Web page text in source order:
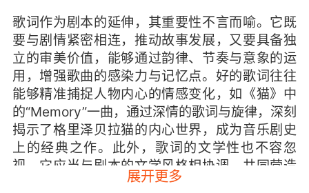
歌词作为剧本的延伸，其重要性不言而喻。它既
要与剧情紧密相连，推动故事发展，又要具备独
立的审美价值，能够通过韵律、节奏与意象的运
用，增强歌曲的感染力与记忆点。好的歌词往往
能够精准捕捉人物内心的情感变化，如《猫》中
的“Memory”一曲，通过深情的歌词与旋律，深刻
揭示了格里泽贝拉猫的内心世界，成为音乐剧史
上的经典之作。此外，歌词的文学性也不容忽
视，它应当与剧本的文学风格相协调，共同营造
出一种独特的艺术氛围。
展开更多